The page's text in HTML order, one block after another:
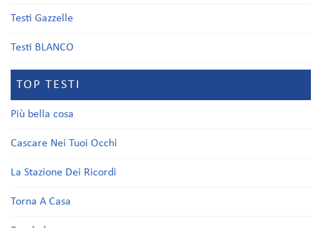
Testi Gazzelle
Testi BLANCO
TOP TESTI
Più bella cosa
Cascare Nei Tuoi Occhi
La Stazione Dei Ricordi
Torna A Casa